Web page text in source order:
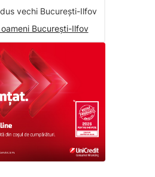
vechi București-Ilfov
București-Ilfov